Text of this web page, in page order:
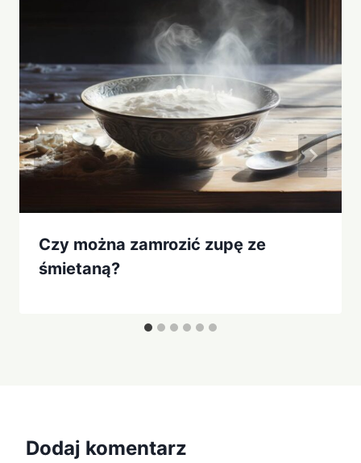
Czy można zamrozić zupę ze
śmietaną?
Dodaj komentarz